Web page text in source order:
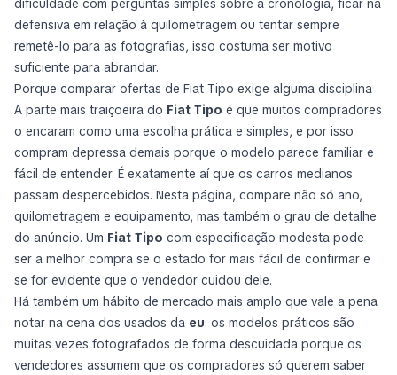
dificuldade com perguntas simples sobre a cronologia, ficar na
defensiva em relação à quilometragem ou tentar sempre
remetê-lo para as fotografias, isso costuma ser motivo
suficiente para abrandar.
Porque comparar ofertas de Fiat Tipo exige alguma disciplina
A parte mais traiçoeira do Fiat Tipo é que muitos compradores
o encaram como uma escolha prática e simples, e por isso
compram depressa demais porque o modelo parece familiar e
fácil de entender. É exatamente aí que os carros medianos
passam despercebidos. Nesta página, compare não só ano,
quilometragem e equipamento, mas também o grau de detalhe
do anúncio. Um Fiat Tipo com especificação modesta pode
ser a melhor compra se o estado for mais fácil de confirmar e
se for evidente que o vendedor cuidou dele.
Há também um hábito de mercado mais amplo que vale a pena
notar na cena dos usados da eu: os modelos práticos são
muitas vezes fotografados de forma descuidada porque os
vendedores assumem que os compradores só querem saber